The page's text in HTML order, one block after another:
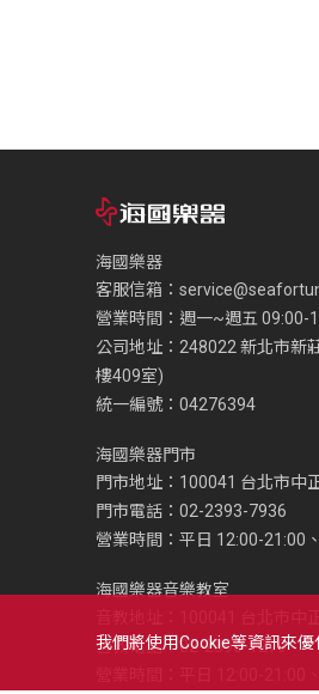
海國樂器
客服信箱：
營業時間：週一~週五 09:00-
公司地址：248022 新北市新
樓409室)
統一編號：04276394
海國樂器門市
門市地址：100041 台北市中
門市電話：02-2393-7936
營業時間：平日 12:00-21:00
海國樂器音樂教室
音教電話：02-2393-1279
我們將使用cookie等資訊來優